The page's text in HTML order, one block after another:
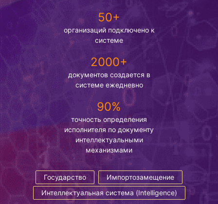
50+
организаций подключено к
системе
2000+
документов создается в
системе ежедневно
90%
точность определения
исполнителя по документу
интеллектуальными
механизмами
Государство
Импортозамещение
Интеллектуальная система (Intelligence)